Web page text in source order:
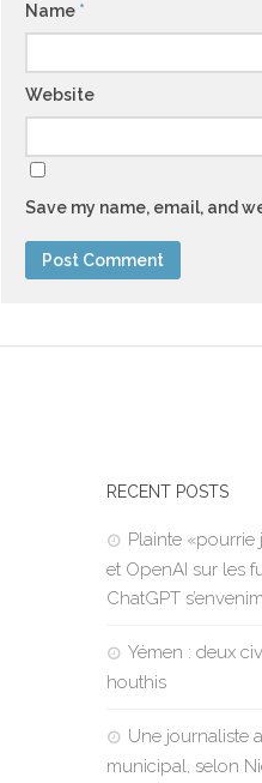
Name *
Website
Save my name, email, and
RECENT POSTS
Plainte «pourrie
et OpenAI sur les
ChatGPT
Yémen : deux
houthis
Une journaliste
municipal, selon